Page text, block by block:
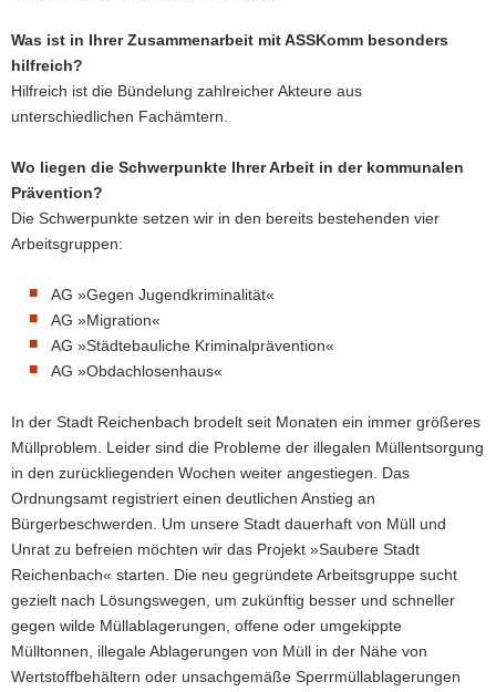
Was ist in Ihrer Zusammenarbeit mit ASSKomm besonders
hilfreich?
Hilfreich ist die Bündelung zahlreicher Akteure aus
unterschiedlichen Fachämtern.
Wo liegen die Schwerpunkte Ihrer Arbeit in der kommunalen
Prävention?
Die Schwerpunkte setzen wir in den bereits bestehenden vier
Arbeitsgruppen:
AG »Gegen Jugendkriminalität«
AG »Migration«
AG »Städtebauliche Kriminalprävention«
AG »Obdachlosenhaus«
In der Stadt Reichenbach brodelt seit Monaten ein immer größeres
Müllproblem. Leider sind die Probleme der illegalen Müllentsorgung
in den zurückliegenden Wochen weiter angestiegen. Das
Ordnungsamt registriert einen deutlichen Anstieg an
Bürgerbeschwerden. Um unsere Stadt dauerhaft von Müll und
Unrat zu befreien möchten wir das Projekt »Saubere Stadt
Reichenbach« starten. Die neu gegründete Arbeitsgruppe sucht
gezielt nach Lösungswegen, um zukünftig besser und schneller
gegen wilde Müllablagerungen, offene oder umgekippte
Mülltonnen, illegale Ablagerungen von Müll in der Nähe von
Wertstoffbehältern oder unsachgemäße Sperrmüllablagerungen